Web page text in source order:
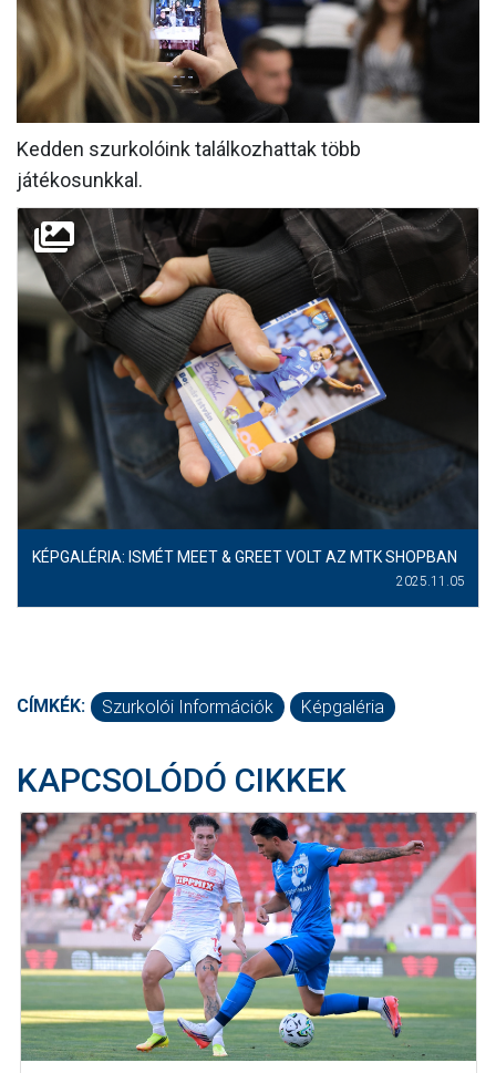
MÉRKŐZÉSEK
KLUB
GALÉRIA
SZURKOLÓI ÉLMÉNYEK
Kedden szurkolóink találkozhattak több
játékosunkkal.
KÉPGALÉRIA: ISMÉT MEET & GREET VOLT AZ MTK SHOPBAN
2025.11.05
CÍMKÉK: Szurkolói Információk Képgaléria
KAPCSOLÓDÓ CIKKEK